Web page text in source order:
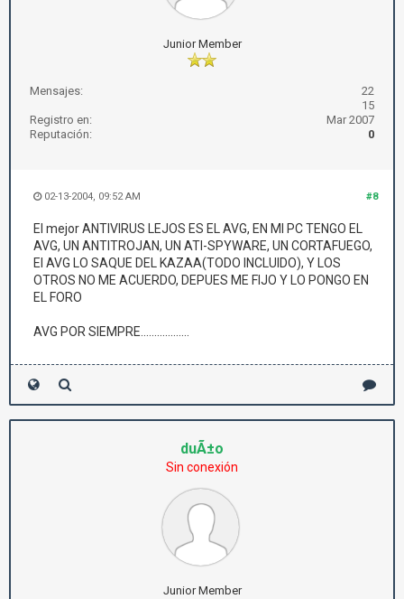
Junior Member
Mensajes:
22
15
Registro en:
Mar 2007
Reputación:
0
#8
02-13-2004, 09:52 AM
El mejor ANTIVIRUS LEJOS ES EL AVG, EN MI PC TENGO EL
AVG, UN ANTITROJAN, UN ATI-SPYWARE, UN CORTAFUEGO,
El AVG LO SAQUE DEL KAZAA(TODO INCLUIDO), Y LOS
OTROS NO ME ACUERDO, DEPUES ME FIJO Y LO PONGO EN
EL FORO
AVG POR SIEMPRE..................
duÃ±o
Sin conexión
Junior Member